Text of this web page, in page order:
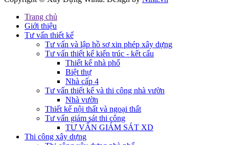
Trang chủ
Giới thiệu
Tư vấn thiết kế
Tư vấn và lập hồ sơ xin phép xây dựng
Tư vấn thiết kế kiến trúc - kết cấu
Thiết kế nhà phố
Biệt thự
Nhà cấp 4
Tư vấn thiết kế và thi công nhà vườn
Nhà vườn
Thiết kế nội thất và ngoại thất
Tư vấn giám sát thi công
TƯ VẤN GIÁM SÁT XD
Thi công xây dựng